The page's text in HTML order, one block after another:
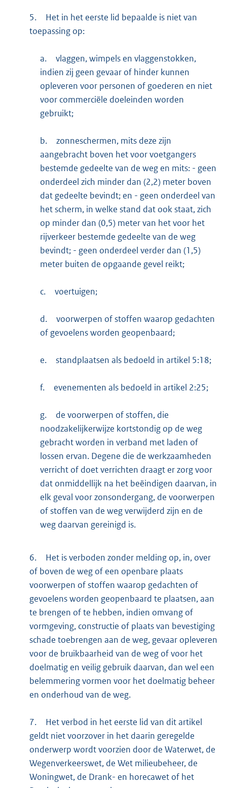
5.
Het in het eerste lid bepaalde is niet van
toepassing op:
a.
vlaggen, wimpels en vlaggenstokken,
indien zij geen gevaar of hinder kunnen
opleveren voor personen of goederen en niet
voor commerciële doeleinden worden
gebruikt;
b.
zonneschermen, mits deze zijn
aangebracht boven het voor voetgangers
bestemde gedeelte van de weg en mits: - geen
onderdeel zich minder dan (2,2) meter boven
dat gedeelte bevindt; en - geen onderdeel van
het scherm, in welke stand dat ook staat, zich
op minder dan (0,5) meter van het voor het
rijverkeer bestemde gedeelte van de weg
bevindt; - geen onderdeel verder dan (1,5)
meter buiten de opgaande gevel reikt;
c. voertuigen;
d.
voorwerpen of stoffen waarop gedachten
of gevoelens worden geopenbaard;
e. standplaatsen als bedoeld in artikel 5:18;
f. evenementen als bedoeld in artikel 2:25;
g.
de voorwerpen of stoffen, die
noodzakelijkerwijze kortstondig op de weg
gebracht worden in verband met laden of
lossen ervan. Degene die de werkzaamheden
verricht of doet verrichten draagt er zorg voor
dat onmiddellijk na het beëindigen daarvan, in
elk geval voor zonsondergang, de voorwerpen
of stoffen van de weg verwijderd zijn en de
weg daarvan gereinigd is.
6.
Het is verboden zonder melding op, in, over
of boven de weg of een openbare plaats
voorwerpen of stoffen waarop gedachten of
gevoelens worden geopenbaard te plaatsen, aan
te brengen of te hebben, indien omvang of
vormgeving, constructie of plaats van bevestiging
schade toebrengen aan de weg, gevaar opleveren
voor de bruikbaarheid van de weg of voor het
doelmatig en veilig gebruik daarvan, dan wel een
belemmering vormen voor het doelmatig beheer
en onderhoud van de weg.
7.
Het verbod in het eerste lid van dit artikel
geldt niet voorzover in het daarin geregelde
onderwerp wordt voorzien door de Waterwet, de
Wegenverkeerswet, de Wet milieubeheer, de
Woningwet, de Drank- en horecawet of het